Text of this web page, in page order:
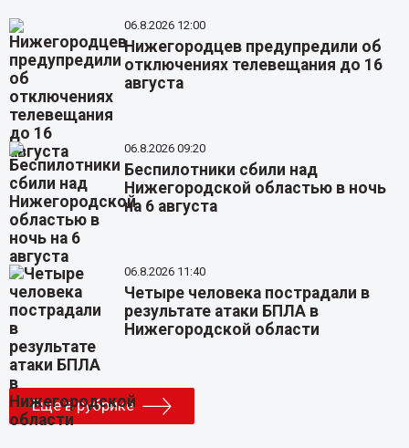
06.8.2026 12:00
Нижегородцев предупредили об
отключениях телевещания до 16
августа
06.8.2026 09:20
Беспилотники сбили над
Нижегородской областью в ночь
на 6 августа
06.8.2026 11:40
Четыре человека пострадали в
результате атаки БПЛА в
Нижегородской области
Еще в рубрике